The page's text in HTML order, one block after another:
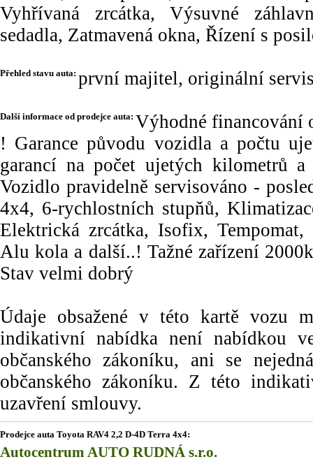
Vyhřívaná zrcátka, Výsuvné
sedadla, Zatmavená okna, Řízení s
Přehled stavu auta: první majitel, originální
Další informace od prodejce auta: Výhodné financování
! Garance původu vozidla a počtu
garancí na počet ujetých kilometrů
Vozidlo pravidelně servisováno -
4x4, 6-rychlostních stupňů,
Elektrická zrcátka, Isofix, Tempomat,
Alu kola a další..! Tažné zařízení
Stav velmi dobrý
Údaje obsažené v této kartě vozu
indikativní nabídka není nabídkou
občanského zákoníku, ani se
občanského zákoníku. Z této
uzavření smlouvy.
Prodejce auta Toyota RAV4 2,2 D-4D Terra 4x4:
Autocentrum AUTO RUDNÁ s.r.o.